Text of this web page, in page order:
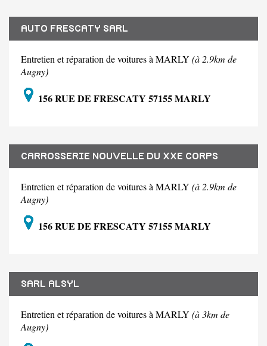
AUTO FRESCATY SARL
Entretien et réparation de voitures à MARLY (à 2.9km de
Augny)
156 RUE DE FRESCATY 57155 MARLY
CARROSSERIE NOUVELLE DU XXE CORPS
Entretien et réparation de voitures à MARLY (à 2.9km de
Augny)
156 RUE DE FRESCATY 57155 MARLY
SARL ALSYL
Entretien et réparation de voitures à MARLY (à 3km de
Augny)